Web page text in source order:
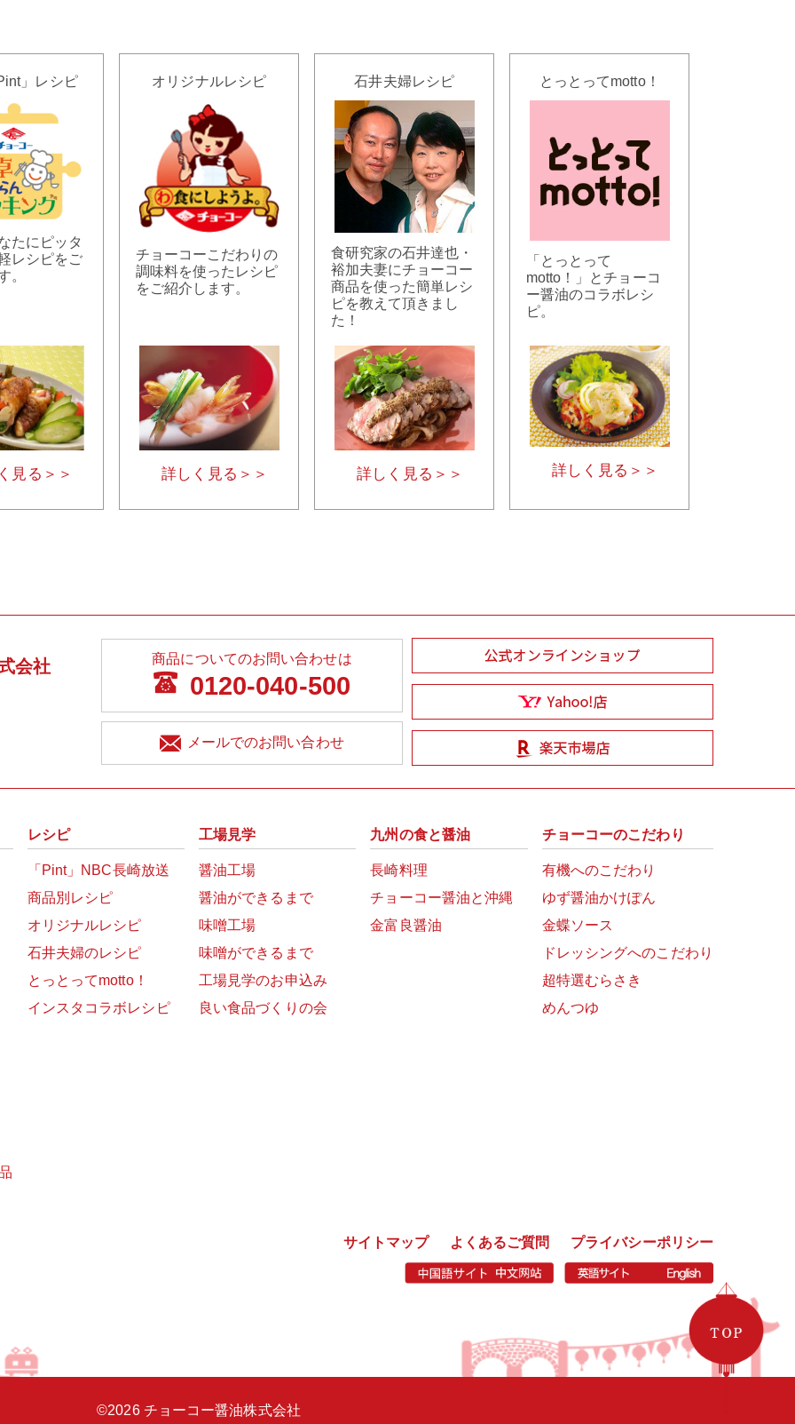
」レシピ
たにピッタ
レシピをご
。
見る＞＞
オリジナルレシピ
チョーコーこだわりの
調味料を使ったレシピ
をご紹介します。
詳しく見る＞＞
石井夫婦レシピ
食研究家の石井達也・
裕加夫妻にチョーコー
商品を使った簡単レシ
ピを教えて頂きまし
た！
詳しく見る＞＞
とっとってmotto！
「とっとって
motto！」とチョーコ
ー醤油のコラボレシ
ピ。
詳しく見る＞＞
会社 商品についてのお問い合わせは
0120-040-500
メールでのお問い合わせ
レシピ
「Pint」NBC長崎放送
商品別レシピ
オリジナルレシピ
石井夫婦のレシピ
とっとってmotto！
インスタコラボレシピ
工場見学
醤油工場
醤油ができるまで
味噌工場
味噌ができるまで
工場見学のお申込み
良い食品づくりの会
九州の食と醤油
長崎料理
チョーコー醤油と沖縄
金富良醤油
チョーコーのこだわり
有機へのこだわり
ゆず醤油かけぽん
金蝶ソース
ドレッシングへのこだわり
超特選むらさき
めんつゆ
サイトマップ よくあるご質問 プライバシーポリシー
©2026 チョーコー醤油株式会社